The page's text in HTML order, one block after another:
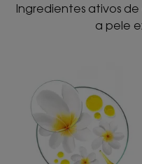
Ingredientes ativos
a pele